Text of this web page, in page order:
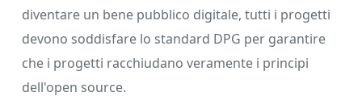
diventare un bene pubblico digitale, tutti i progetti
devono soddisfare lo standard DPG per garantire
che i progetti racchiudano veramente i principi
dell'open source.